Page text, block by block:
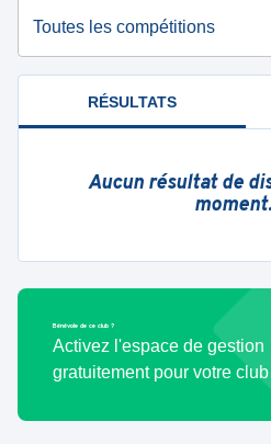
Toutes les compétitions
RÉSULTATS
Aucun résultat de
Bénévole de ce club ?
Activez l'espace de gestion
gratuitement pour votre club